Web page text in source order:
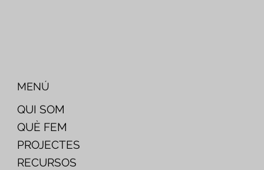
QUI SOM
QUÈ FEM
PROJECTES
RECURSOS
MENÚ